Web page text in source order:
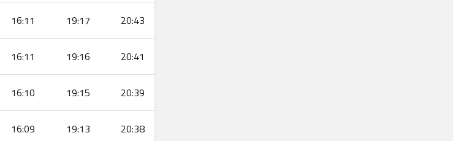
16:11 19:17
20:43
16:11 19:16
20:41
16:10 19:15
20:39
16:09 19:13
20:38